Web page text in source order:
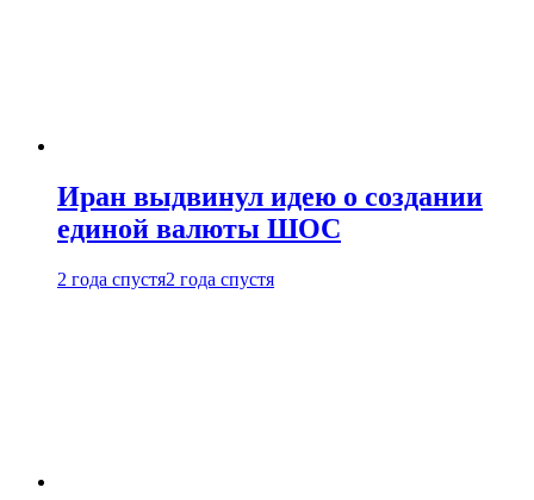
Иран выдвинул идею о создании
единой валюты ШОС
2 года спустя2 года спустя